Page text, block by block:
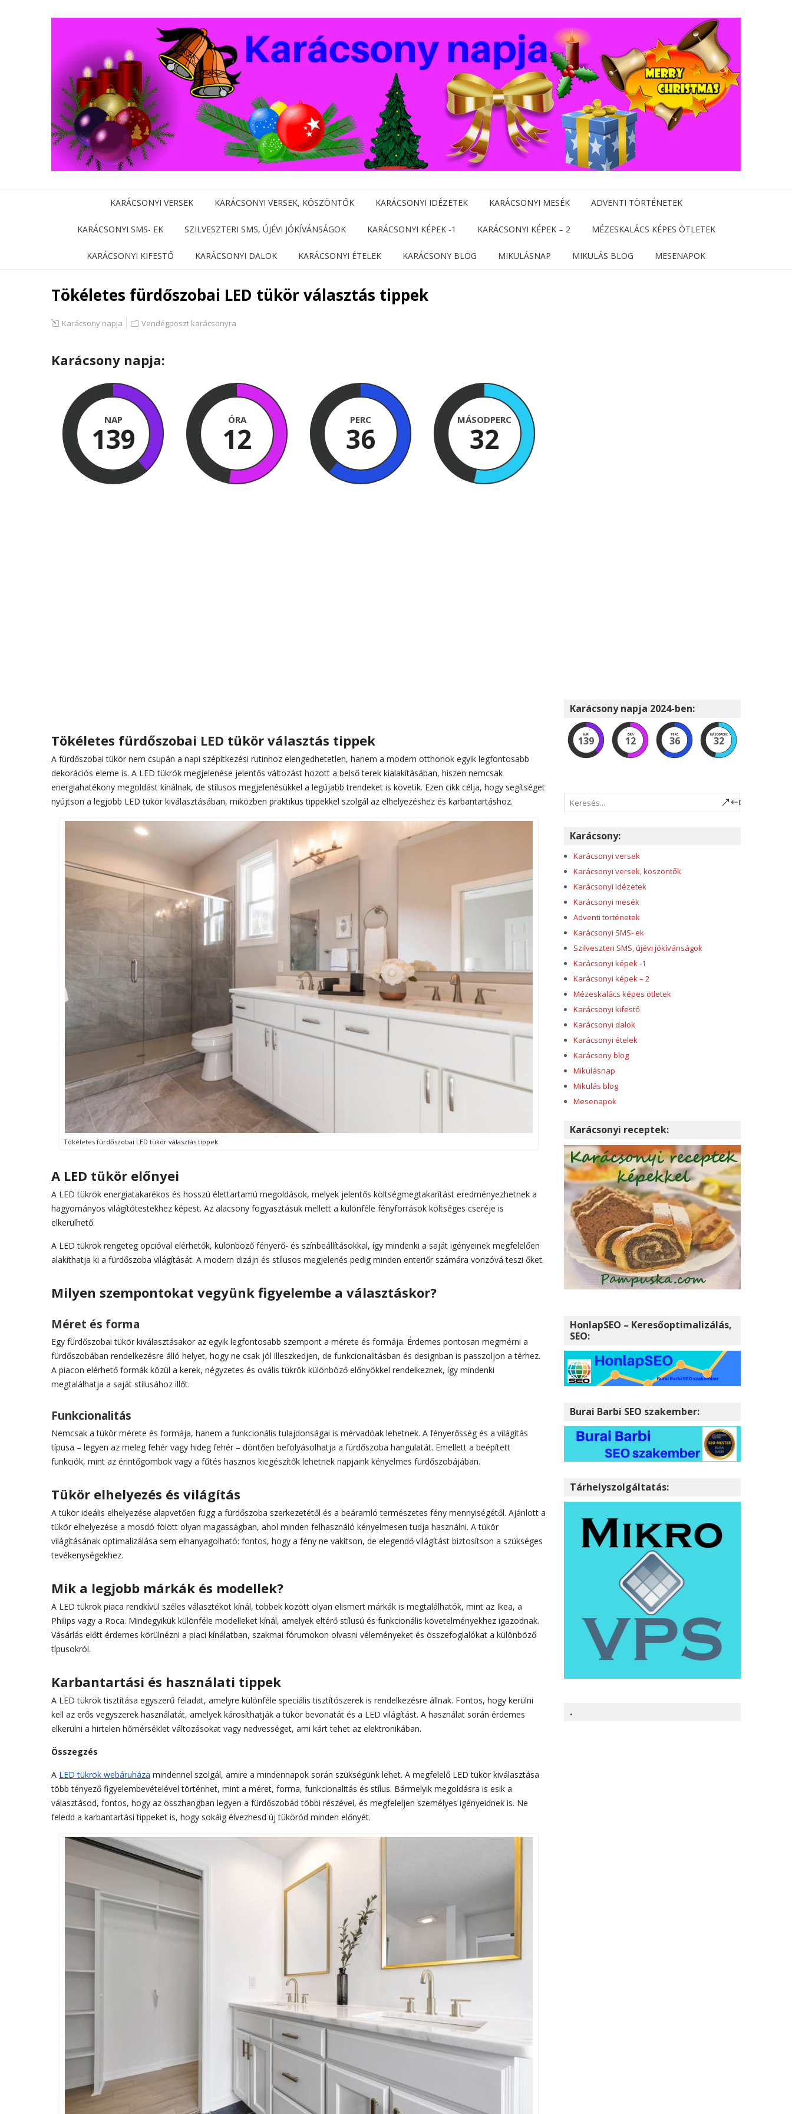
KARÁCSONYI VERSEK KARÁCSONYI VERSEK, KÖSZÖNTŐK KARÁCSONYI IDÉZETEK KARÁCSONYI MESÉK ADVENTI TÖRTÉNETEK
KARÁCSONYI SMS- EK SZILVESZTERI SMS, ÚJÉVI JÓKÍVÁNSÁGOK KARÁCSONYI KÉPEK -1 KARÁCSONYI KÉPEK – 2 MÉZESKALÁCS KÉPES ÖTLETEK
KARÁCSONYI KIFESTŐ KARÁCSONYI DALOK KARÁCSONYI ÉTELEK KARÁCSONY BLOG MIKULÁSNAP MIKULÁS BLOG MESENAPOK
Tökéletes fürdőszobai LED tükör választás tippek
Karácsony napja Vendégposzt karácsonyra
Karácsony napja:
NAP
139
ÓRA
12
PERC
36
MÁSODPERC
30
Tökéletes fürdőszobai LED tükör választás tippek
A fürdőszobai tükör nem csupán a napi szépítkezési rutinhoz elengedhetetlen, hanem a modern otthonok egyik legfontosabb
dekorációs eleme is. A LED tükrök megjelenése jelentős változást hozott a belső terek kialakításában, hiszen nemcsak
energiahatékony megoldást kínálnak, de stílusos megjelenésükkel a legújabb trendeket is követik. Ezen cikk célja, hogy segítséget
nyújtson a legjobb LED tükör kiválasztásában, miközben praktikus tippekkel szolgál az elhelyezéshez és karbantartáshoz.
Tökéletes fürdőszobai LED tükör választás tippek
A LED tükör előnyei
A LED tükrök energiatakarékos és hosszú élettartamú megoldások, melyek jelentős költségmegtakarítást eredményezhetnek a
hagyományos világítótestekhez képest. Az alacsony fogyasztásuk mellett a különféle fényforrások költséges cseréje is
elkerülhető.
A LED tükrök rengeteg opcióval elérhetők, különböző fényerő- és színbeállításokkal, így mindenki a saját igényeinek megfelelően
alakíthatja ki a fürdőszoba világítását. A modern dizájn és stílusos megjelenés pedig minden enteriőr számára vonzóvá teszi őket.
Milyen szempontokat vegyünk figyelembe a választáskor?
Méret és forma
Egy fürdőszobai tükör kiválasztásakor az egyik legfontosabb szempont a mérete és formája. Érdemes pontosan megmérni a
fürdőszobában rendelkezésre álló helyet, hogy ne csak jól illeszkedjen, de funkcionalitásban és designban is passzoljon a térhez.
A piacon elérhető formák közül a kerek, négyzetes és ovális tükrök különböző előnyökkel rendelkeznek, így mindenki
megtalálhatja a saját stílusához illőt.
Funkcionalitás
Nemcsak a tükör mérete és formája, hanem a funkcionális tulajdonságai is mérvadóak lehetnek. A fényerősség és a világítás
típusa – legyen az meleg fehér vagy hideg fehér – döntően befolyásolhatja a fürdőszoba hangulatát. Emellett a beépített
funkciók, mint az érintőgombok vagy a fűtés hasznos kiegészítők lehetnek napjaink kényelmes fürdőszobájában.
Tükör elhelyezés és világítás
A tükör ideális elhelyezése alapvetően függ a fürdőszoba szerkezetétől és a beáramló természetes fény mennyiségétől. Ajánlott a
tükör elhelyezése a mosdó fölött olyan magasságban, ahol minden felhasználó kényelmesen tudja használni. A tükör
világításának optimalizálása sem elhanyagolható: fontos, hogy a fény ne vakítson, de elegendő világítást biztosítson a szükséges
tevékenységekhez.
Mik a legjobb márkák és modellek?
A LED tükrök piaca rendkívül széles választékot kínál, többek között olyan elismert márkák is megtalálhatók, mint az Ikea, a
Philips vagy a Roca. Mindegyikük különféle modelleket kínál, amelyek eltérő stílusú és funkcionális követelményekhez igazodnak.
Vásárlás előtt érdemes körülnézni a piaci kínálatban, szakmai fórumokon olvasni véleményeket és összefoglalókat a különböző
típusokról.
Karbantartási és használati tippek
A LED tükrök tisztítása egyszerű feladat, amelyre különféle speciális tisztítószerek is rendelkezésre állnak. Fontos, hogy kerülni
kell az erős vegyszerek használatát, amelyek károsíthatják a tükör bevonatát és a LED világítást. A használat során érdemes
elkerülni a hirtelen hőmérséklet változásokat vagy nedvességet, ami kárt tehet az elektronikában.
Összegzés
A LED tükrök webáruháza mindennel szolgál, amire a mindennapok során szükségünk lehet. A megfelelő LED tükör kiválasztása
több tényező figyelembevételével történhet, mint a méret, forma, funkcionalitás és stílus. Bármelyik megoldásra is esik a
választásod, fontos, hogy az összhangban legyen a fürdőszobád többi részével, és megfeleljen személyes igényeidnek is. Ne
feledd a karbantartási tippeket is, hogy sokáig élvezhesd új tüköröd minden előnyét.
Karácsony napja 2024-ben:
NAP
139
ÓRA
12
PERC
36
MÁSODPERC
30
Karácsony:
Karácsonyi versek
Karácsonyi versek, köszöntők
Karácsonyi idézetek
Karácsonyi mesék
Adventi történetek
Karácsonyi SMS- ek
Szilveszteri SMS, újévi jókívánságok
Karácsonyi képek -1
Karácsonyi képek – 2
Mézeskalács képes ötletek
Karácsonyi kifestő
Karácsonyi dalok
Karácsonyi ételek
Karácsony blog
Mikulásnap
Mikulás blog
Mesenapok
Karácsonyi receptek:
HonlapSEO – Keresőoptimalizálás,
SEO:
Burai Barbi SEO szakember:
Tárhelyszolgáltatás:
.